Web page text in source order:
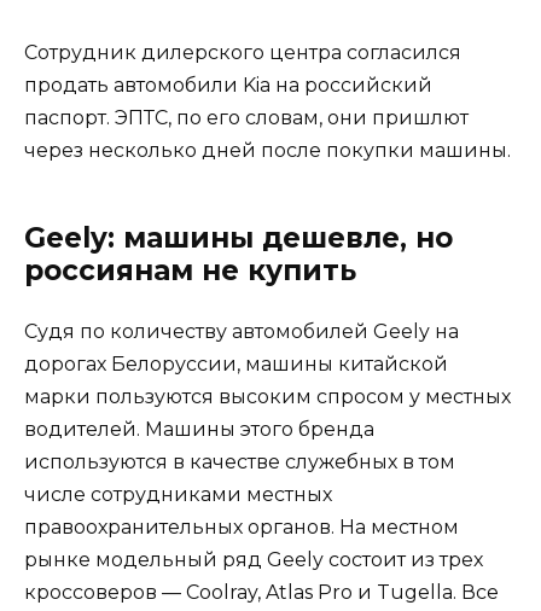
Сотрудник дилерского центра согласился
продать автомобили Kia на российский
паспорт. ЭПТС, по его словам, они пришлют
через несколько дней после покупки машины.
Geely: машины дешевле, но
россиянам не купить
Судя по количеству автомобилей Geely на
дорогах Белоруссии, машины китайской
марки пользуются высоким спросом у местных
водителей. Машины этого бренда
используются в качестве служебных в том
числе сотрудниками местных
правоохранительных органов. На местном
рынке модельный ряд Geely состоит из трех
кроссоверов — Coolray, Atlas Pro и Tugella. Все